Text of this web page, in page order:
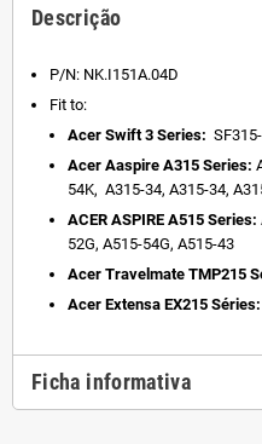
Descrição
P/N: NK.I151A.04D
Fit to:
Acer Swift 3 Series:
Acer Aaspire A315 Series:
54K, A315-34, A315-34,
ACER ASPIRE A515 Series:
52G, A515-54G, A515-43
Acer Travelmate TMP215
Acer Extensa EX215 Séries:
Ficha informativa